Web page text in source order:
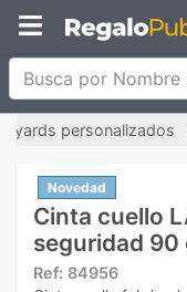
Busca por Nombre
personalizados
Novedad
Cinta cuello
seguridad 90
Ref: 84956